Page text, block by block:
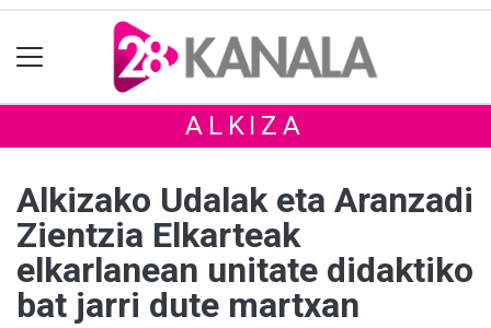
ALKIZA
Alkizako Udalak eta Aranzadi
Zientzia Elkarteak
elkarlanean unitate didaktiko
bat jarri dute martxan